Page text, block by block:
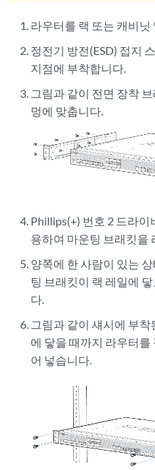
라우터를 랙 또는 캐비닛
정전기 방전(ESD) 접지
지점에 부착합니다.
그림과 같이 전면 장착
멍에 맞춥니다.
Phillips(+) 번호 2 드라
용하여 마운팅 브래킷을
양쪽에 한 사람이 있는
팅 브래킷이 랙 레일에
다.
그림과 같이 섀시에 부
에 닿을 때까지 라우터
어 넣습니다.